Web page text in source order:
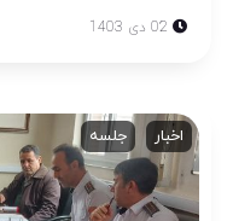
02 دی 1403
اخبار جلسه